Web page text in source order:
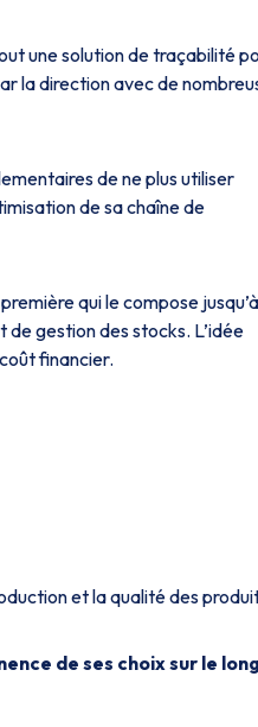
une solution de traçabilité
la direction avec de
de ne plus utiliser
de sa chaîne de
qui le compose
gestion des stocks. L’idée
financier.
et la qualité des
de ses choix sur le long